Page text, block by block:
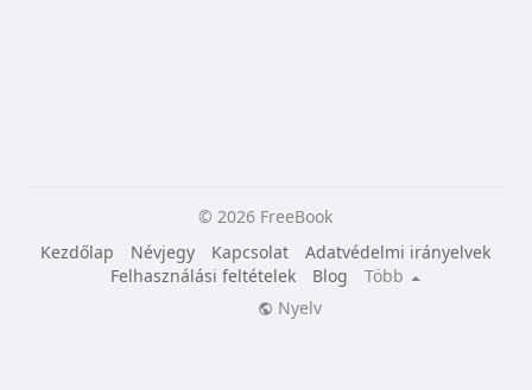
© 2026 FreeBook
Kezdőlap
Névjegy Kapcsolat
Adatvédelmi irányelvek
Felhasználási feltételek
Blog
Több
Nyelv